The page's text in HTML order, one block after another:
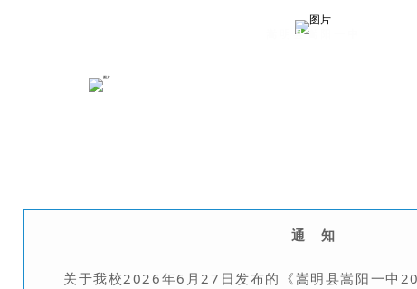
嵩明县嵩阳一中
通 知
关于我校2026年6月27日发布的《嵩明县嵩阳一中